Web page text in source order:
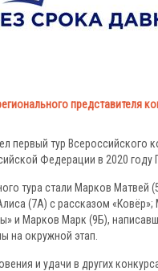
представителя
первый тур Всероссийского
Федерации в 2020 году
тура стали Марков
(7А) с рассказом
и Марков Марк (9Б),
на окружной этап.
и удачи в других